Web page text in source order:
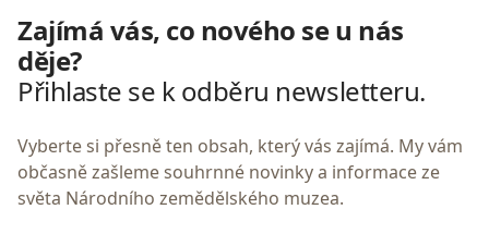
Zajímá vás, co nového se u nás
děje?
Přihlaste se k odběru newsletteru.
Vyberte si přesně ten obsah, který vás zajímá. My vám
občasně zašleme souhrnné novinky a informace ze
světa Národního zemědělského muzea.